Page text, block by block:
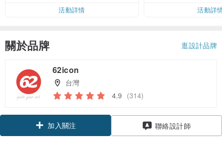
活動詳情
活動詳
關於品牌 逛設計品牌
62icon
台灣
4.9 (314)
加入關注 聯絡設計師